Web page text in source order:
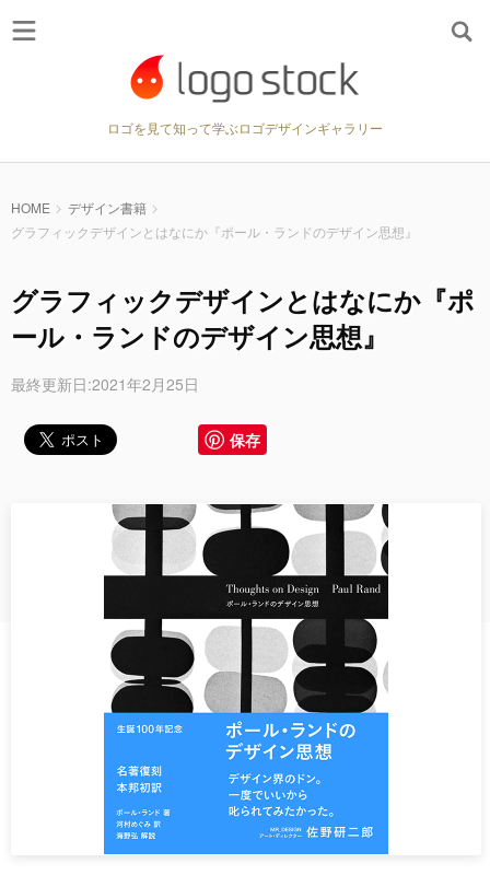
ロゴを見て知って学ぶロゴデザインギャラリー
HOME
デザイン書籍
グラフィックデザインとはなにか『ポール・ランドのデザイン思想』
グラフィックデザインとはなにか『ポ
ール・ランドのデザイン思想』
最終更新日:2021年2月25日
保存